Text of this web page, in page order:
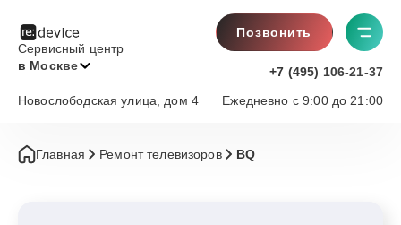
Сервисный центр
в Москве
Позвонить
+7 (495) 106-21-37
Ежедневно с 9:00 до 21:00
Новослободская улица, дом 4
Главная Ремонт телевизоров BQ